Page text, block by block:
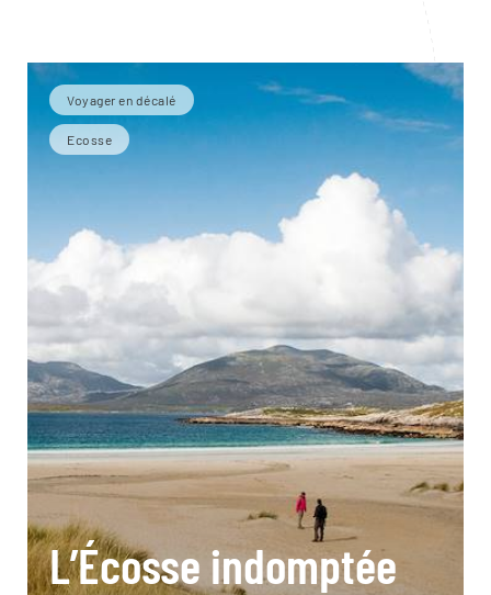
Voyager en décalé
Ecosse
L’Écosse indomptée